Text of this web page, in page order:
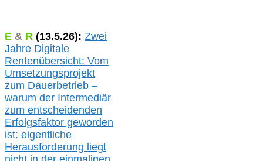
E & R (13.5.26): Zwei
Jahre Digitale
Rentenübersicht: Vom
Umsetzungsprojekt
zum Dauerbetrieb –
warum der Intermediär
zum entscheidenden
Erfolgsfaktor geworden
ist: eigentliche
Herausforderung liegt